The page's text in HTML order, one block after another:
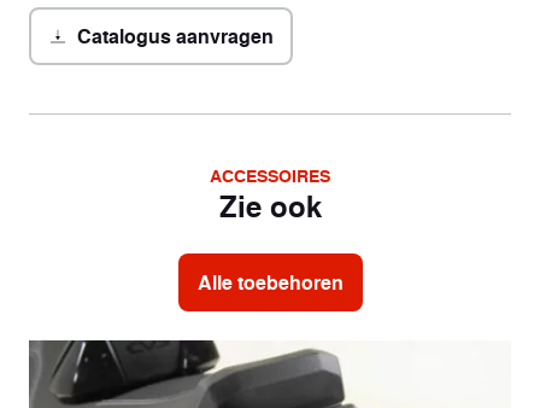
Catalogus aanvragen
ACCESSOIRES
Zie ook
Alle toebehoren